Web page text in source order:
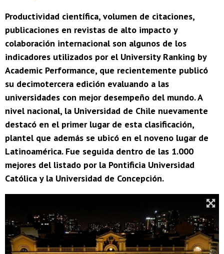
Productividad científica, volumen de citaciones,
publicaciones en revistas de alto impacto y
colaboración internacional son algunos de los
indicadores utilizados por el University Ranking by
Academic Performance, que recientemente publicó
su decimotercera edición evaluando a las
universidades con mejor desempeño del mundo. A
nivel nacional, la Universidad de Chile nuevamente
destacó en el primer lugar de esta clasificación,
plantel que además se ubicó en el noveno lugar de
Latinoamérica. Fue seguida dentro de las 1.000
mejores del listado por la Pontificia Universidad
Católica y la Universidad de Concepción.